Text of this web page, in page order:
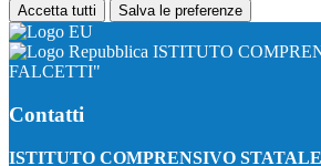
Accetta tutti Salva le preferenze
ISTITUTO
FALCETTI"
Contatti
ISTITUTO COMPRENSIVO